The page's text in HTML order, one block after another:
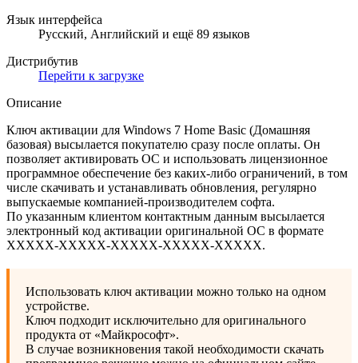
Язык интерфейса
Русский, Английский и ещё 89 языков
Дистрибутив
Перейти к загрузке
Описание
Ключ активации для Windows 7 Home Basic (Домашняя
базовая) высылается покупателю сразу после оплаты. Он
позволяет активировать ОС и использовать лицензионное
программное обеспечение без каких-либо ограничений, в том
числе скачивать и устанавливать обновления, регулярно
выпускаемые компанией-производителем софта.
По указанным клиентом контактным данным высылается
электронный код активации оригинальной ОС в формате
XXXXX-XXXXX-XXXXX-XXXXX-XXXXХ.
Использовать ключ активации можно только на одном
устройстве.
Ключ подходит исключительно для оригинального
продукта от «Майкрософт».
В случае возникновения такой необходимости скачать